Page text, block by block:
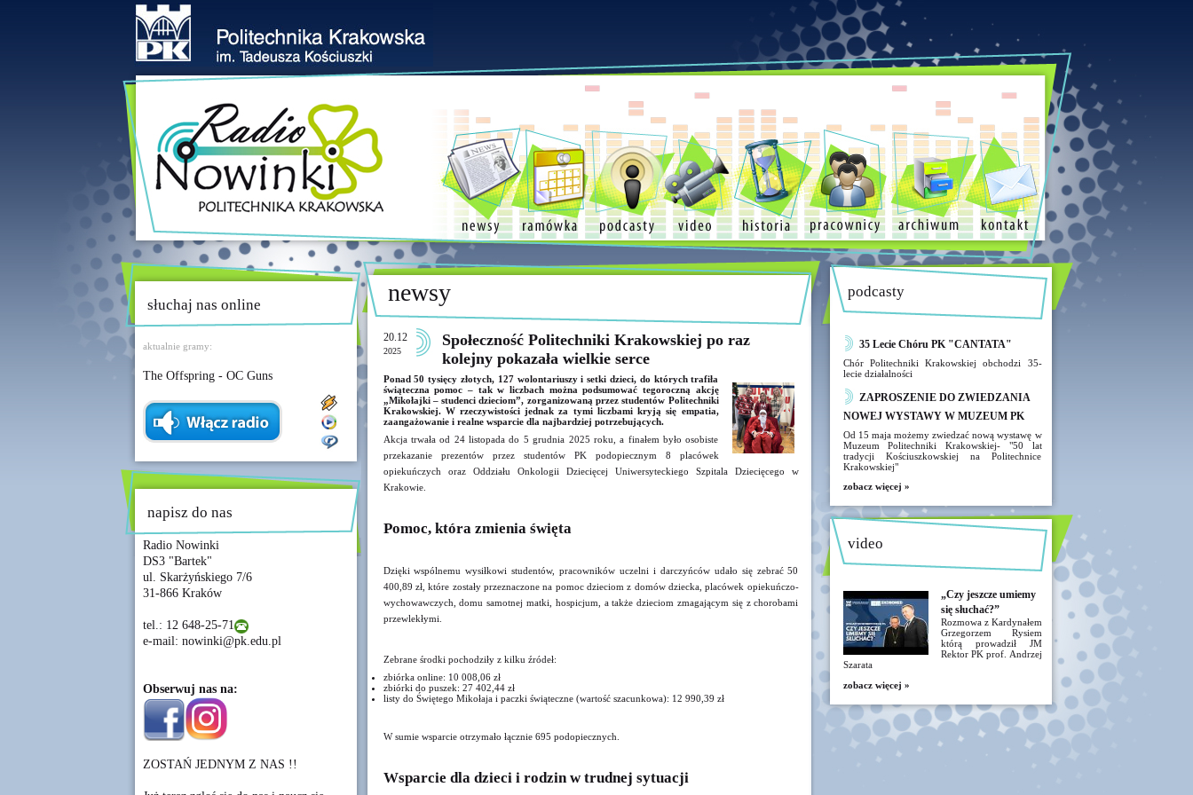
słuchaj nas online
aktualnie gramy:
The Offspring - OC Guns
napisz do nas
Radio Nowinki
DS3 "Bartek"
ul. Skarżyńskiego 7/6
31-866 Kraków
tel.: 12 648-25-71
e-mail: nowinki@pk.edu.pl
Obserwuj nas na:
ZOSTAŃ JEDNYM Z NAS !!
newsy
20.12
2025
Społeczność Politechniki Krakowskiej po raz
kolejny pokazała wielkie serce
Ponad 50 tysięcy złotych, 127 wolontariuszy i setki dzieci, do których trafiła
świąteczna pomoc – tak w liczbach można podsumować tegoroczną akcję
„Mikołajki – studenci dzieciom”, zorganizowaną przez studentów Politechniki
Krakowskiej. W rzeczywistości jednak za tymi liczbami kryją się empatia,
zaangażowanie i realne wsparcie dla najbardziej potrzebujących.
Akcja trwała od 24 listopada do 5 grudnia 2025 roku, a finałem było osobiste
przekazanie prezentów przez studentów PK podopiecznym 8 placówek
opiekuńczych oraz Oddziału Onkologii Dziecięcej Uniwersyteckiego Szpitala Dziecięcego w
Krakowie.
Pomoc, która zmienia święta
Dzięki wspólnemu wysiłkowi studentów, pracowników uczelni i darczyńców udało się zebrać 50
400,89 zł, które zostały przeznaczone na pomoc dzieciom z domów dziecka, placówek opiekuńczo-
wychowawczych, domu samotnej matki, hospicjum, a także dzieciom zmagającym się z chorobami
przewlekłymi.
Zebrane środki pochodziły z kilku źródeł:
zbiórka online: 10 008,06 zł
zbiórki do puszek: 27 402,44 zł
listy do Świętego Mikołaja i paczki świąteczne (wartość szacunkowa): 12 990,39 zł
W sumie wsparcie otrzymało łącznie 695 podopiecznych.
Wsparcie dla dzieci i rodzin w trudnej sytuacji
podcasty
35 Lecie Chóru PK "CANTATA"
Chór Politechniki Krakowskiej obchodzi 35-
lecie działalności
ZAPROSZENIE DO ZWIEDZANIA
NOWEJ WYSTAWY W MUZEUM PK
Od 15 maja możemy zwiedzać nową wystawę w
Muzeum Politechniki Krakowskiej- "50 lat
tradycji Kościuszkowskiej na Politechnice
Krakowskiej"
zobacz więcej »
video
„Czy jeszcze umiemy
się słuchać?”
Rozmowa z Kardynałem
Grzegorzem Rysiem
którą prowadził JM
Rektor PK prof. Andrzej
Szarata
zobacz więcej »